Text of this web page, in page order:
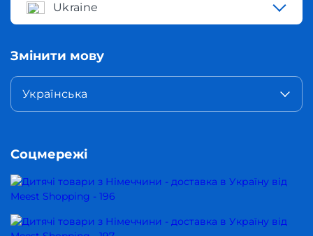
Ukraine
Змінити мову
Українська
Соцмережі